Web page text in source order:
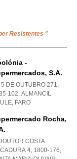
Resistentes "
-
S.a.
5 DE OUTUBRO 271,
102, ALMANCIL
, FARO
Rocha,
COSTA
4, 1800-176,